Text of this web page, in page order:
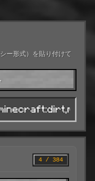
ー形式）を貼り付けて
4 / 384